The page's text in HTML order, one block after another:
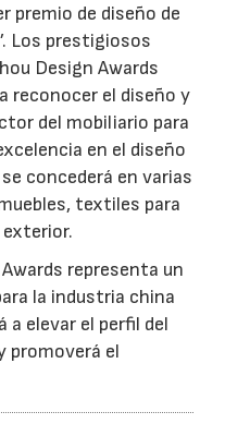
premio de diseño de
Los prestigiosos
Design Awards
reconocer el diseño y
del mobiliario para
en el diseño
concederá en varias
textiles para
exterior.
representa un
la industria china
a elevar el perfil del
promoverá el